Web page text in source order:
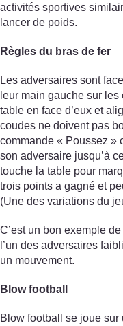
activités sportives
lancer de poids.
Règles du bras de fer
Les adversaires sont
leur main gauche sur
table en face d’eux et
coudes ne doivent pas
commande « Poussez »
son adversaire jusqu’à
touche la table pour
trois points a gagné et
(Une des variations du
C’est un bon exemple
l’un des adversaires
un mouvement.
Blow football
Blow football se joue